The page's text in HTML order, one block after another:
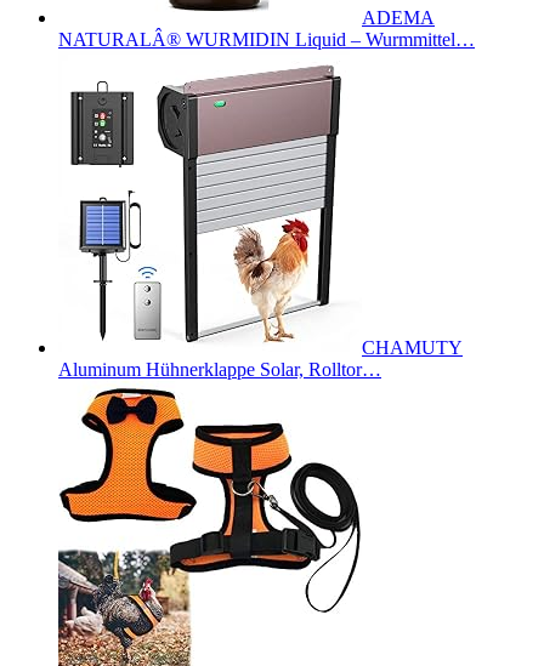
ADEMA
NATURALÂ® WURMIDIN Liquid – Wurmmittel…
CHAMUTY
Aluminum Hühnerklappe Solar, Rolltor…